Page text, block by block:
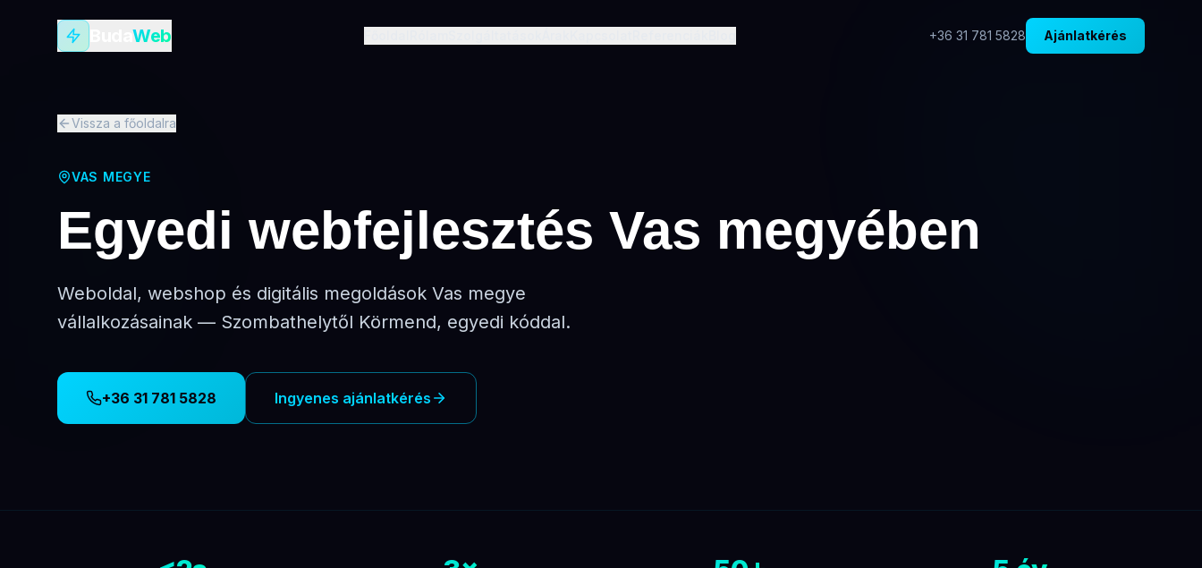
Web +36 31 781 5828 Ajánlatkérés
Vissza a főoldalra
VAS MEGYE
Egyedi webfejlesztés Vas megyében
Weboldal, webshop és digitális megoldások Vas megye
vállalkozásainak — Szombathelytől Körmend, egyedi kóddal.
+36 31 781 5828 Ingyenes ajánlatkérés